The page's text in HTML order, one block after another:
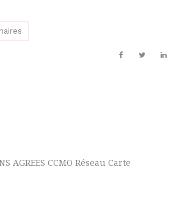
AGREES CCMO Réseau Carte